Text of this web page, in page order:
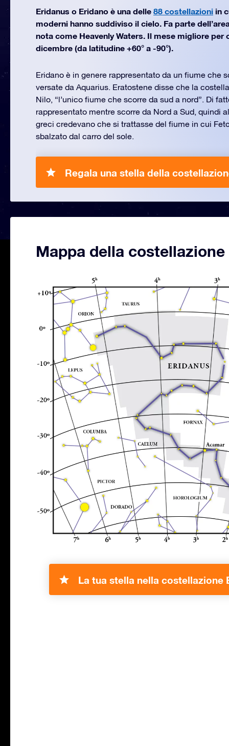
Eridanus o Eridano è una delle 88 costellazioni in
moderni hanno suddiviso il cielo. Fa parte
nota come Heavenly Waters. Il mese migliore per
dicembre (da latitudine +60° a -90°).
Eridano è in genere rappresentato da un fiume che
versate da Aquarius. Eratostene disse che la
Nilo, “l’unico fiume che scorre da sud a nord”. Di
rappresentato mentre scorre da Nord a Sud, quindi
greci credevano che si trattasse del fiume in cui
sbalzato dal carro del sole.
Regala una stella della
Mappa della
La tua stella nella costellazione